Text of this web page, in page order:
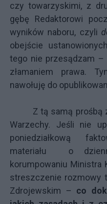
czy towarzyskimi, z
gębę Redaktorowi
wyników naboru, czyli
obejście
tego nie przesądzam
złamaniem prawa.
nawołuję do
Z tą samą prośbą
Warzechy. Jeśli nie
poniedziałkową
materiału o
korumpowaniu Ministra
streszczenie rozmowy
Zdrojewskim – co